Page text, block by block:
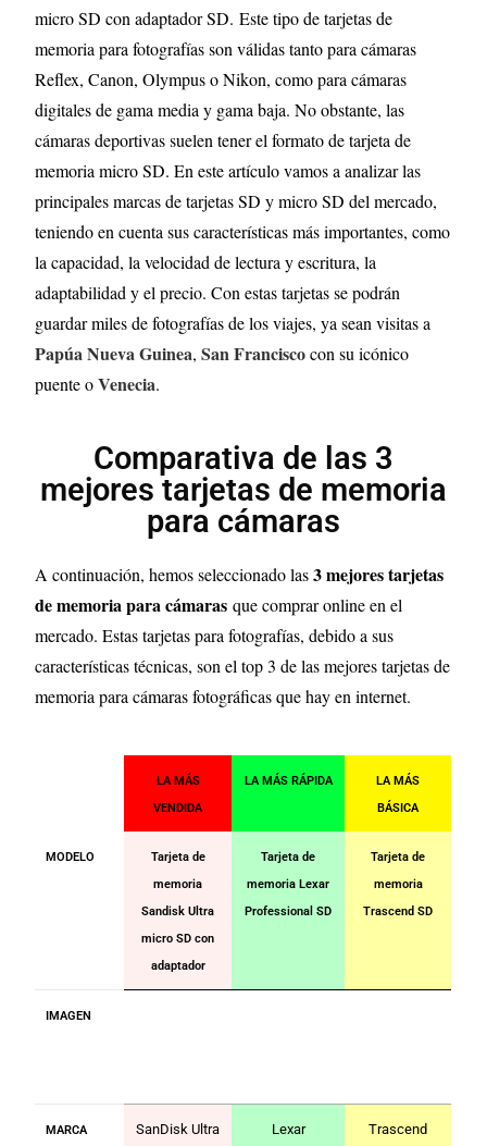
micro SD con adaptador SD.Este tipo de tarjetas de
memoria para fotografías son válidas tanto para cámaras
Reflex, Canon, Olympus o Nikon, como para cámaras
digitales de gama media y gama baja. No obstante, las
cámaras deportivas suelen tener el formato de tarjeta de
memoria micro SD.En este artículo vamos a analizar las
principales marcas de tarjetas SD y micro SD del mercado,
teniendo en cuenta sus características más importantes, como
la capacidad, la velocidad de lectura y escritura, la
adaptabilidad y el precio.Con estas tarjetas se podrán
guardar miles de fotografías de los viajes, ya sean visitas a
Papúa Nueva Guinea,San Franciscocon su icónico
puente oVenecia.
Comparativa de las 3
mejores tarjetas de memoria
para cámaras
A continuación, hemos seleccionado las3mejores tarjetas
de memoria para cámarasque comprar online en el
mercado. Estas tarjetas para fotografías, debido a sus
características técnicas, son el top 3 de las mejores tarjetas de
memoria para cámaras fotográficas que hay en internet.
LA MÁS
VENDIDA
LA MÁS RÁPIDA
LA MÁS
BÁSICA
MODELO
Tarjeta de
memoria
Sandisk Ultra
micro SD con
adaptador
Tarjeta de
memoria Lexar
Professional SD
Tarjeta de
memoria
Trascend SD
IMAGEN
MARCA SanDisk Ultra
Lexar
Trascend